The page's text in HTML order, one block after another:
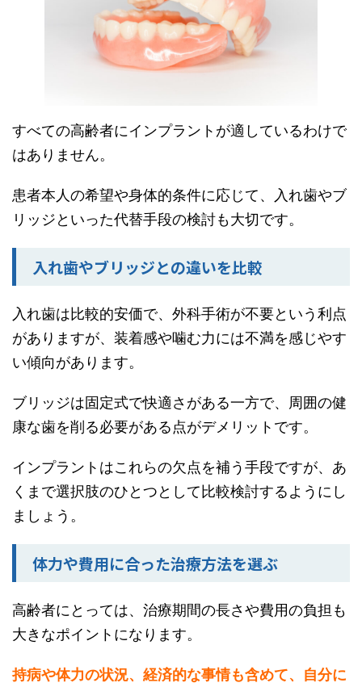
すべての高齢者にインプラントが適しているわけで
はありません。
患者本人の希望や身体的条件に応じて、入れ歯やブ
リッジといった代替手段の検討も大切です。
入れ歯やブリッジとの違いを比較
入れ歯は比較的安価で、外科手術が不要という利点
がありますが、装着感や噛む力には不満を感じやす
い傾向があります。
ブリッジは固定式で快適さがある一方で、周囲の健
康な歯を削る必要がある点がデメリットです。
インプラントはこれらの欠点を補う手段ですが、あ
くまで選択肢のひとつとして比較検討するようにし
ましょう。
体力や費用に合った治療方法を選ぶ
高齢者にとっては、治療期間の長さや費用の負担も
大きなポイントになります。
持病や体力の状況、経済的な事情も含めて、自分に